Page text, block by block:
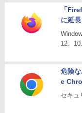
「
に延
12、
危険
e
セキュ